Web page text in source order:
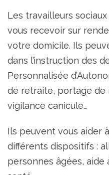
Les travailleurs
vous recevoir sur
votre domicile. Ils
dans l’instruction des
Personnalisée
de retraite, portage de
vigilance canicule…
Ils peuvent vous aider
différents dispositifs :
personnes âgées,